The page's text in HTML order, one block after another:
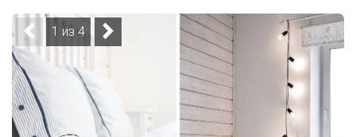
1 из 4